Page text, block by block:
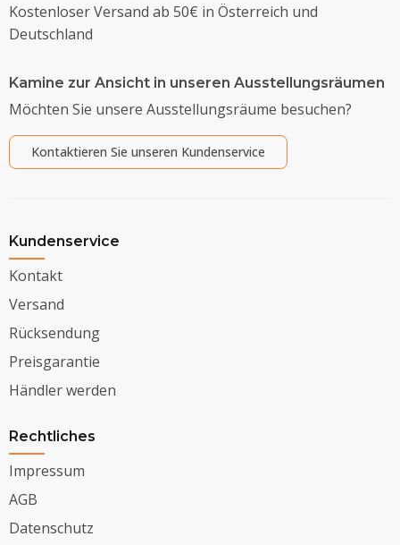
Kostenloser Versand ab 50€ in Österreich und
Deutschland
Kamine zur Ansicht in unseren Ausstellungsräumen
Möchten Sie unsere Ausstellungsräume besuchen?
Kontaktieren Sie unseren Kundenservice
Kundenservice
Kontakt
Versand
Rücksendung
Preisgarantie
Händler werden
Rechtliches
Impressum
AGB
Datenschutz